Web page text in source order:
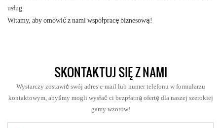
usług.
Witamy, aby omówić z nami współpracę biznesową!
SKONTAKTUJ SIĘ Z NAMI
Wystarczy zostawić swój adres e-mail lub numer telefonu w formularzu
kontaktowym, abyśmy mogli wysłać ci bezpłatną ofertę dla naszej szerokiej
gamy wzorów!